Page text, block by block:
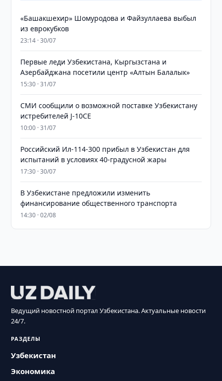
«Башакшехир» Шомуродова и Файзуллаева выбыл
из еврокубков
23:14 · 30/07
Первые леди Узбекистана, Кыргызстана и
Азербайджана посетили центр «Алтын Балалык»
15:30 · 31/07
СМИ сообщили о возможной поставке Узбекистану
истребителей J-10CE
10:00 · 31/07
Российский Ил-114-300 прибыл в Узбекистан для
испытаний в условиях 40-градусной жары
17:30 · 30/07
В Узбекистане предложили изменить
финансирование общественного транспорта
14:30 · 02/08
Ведущий новостной портал Узбекистана. Актуальные новости
24/7.
РАЗДЕЛЫ
Узбекистан
Экономика